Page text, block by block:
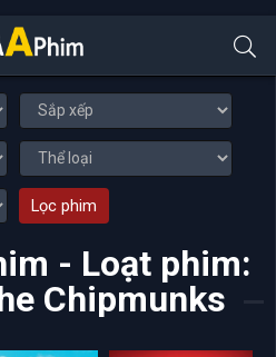
Lọc phim
- Loạt phim:
Chipmunks